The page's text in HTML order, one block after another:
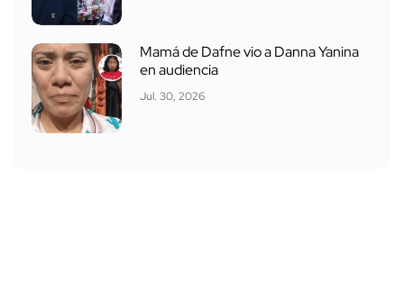
Mamá de Dafne vio a Danna Yanina
en audiencia
Jul. 30, 2026